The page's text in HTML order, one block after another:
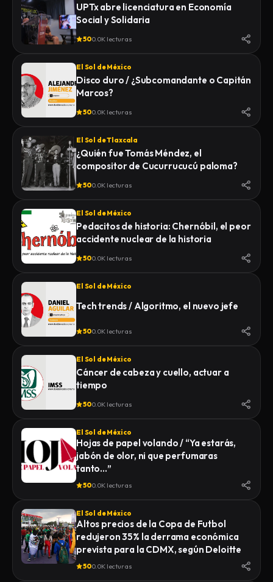
UPTx abre licenciatura en Economía
Social y Solidaria
500.0K lecturas
El Sol de México
Disco duro / ¿Subcomandante o Capitán
Marcos?
500.0K lecturas
El Sol de Tlaxcala
¿Quién fue Tomás Méndez, el
compositor de Cucurrucucú paloma?
500.0K lecturas
El Sol de México
Pedacitos de historia: Chernóbil, el peor
accidente nuclear de la historia
500.0K lecturas
El Sol de México
Tech trends / Algoritmo, el nuevo jefe
500.0K lecturas
El Sol de México
Cáncer de cabeza y cuello, actuar a
tiempo
500.0K lecturas
El Sol de México
Hojas de papel volando / “Ya estarás,
jabón de olor, ni que perfumaras
tanto…”
500.0K lecturas
El Sol de México
Altos precios de la Copa de Futbol
redujeron 35% la derrama económica
prevista para la CDMX, según Deloitte
500.0K lecturas